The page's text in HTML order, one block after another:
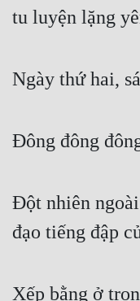
Truyện Convert
Truyện Nhập Môn
Xa Lộ Dịch
Cung Đấu
Cạnh Kỹ
Cổ Đại
tu luyện lặng
Ngày thứ hai,
Đông đông
Đột nhiên
đạo tiếng đập
Xếp bằng ở